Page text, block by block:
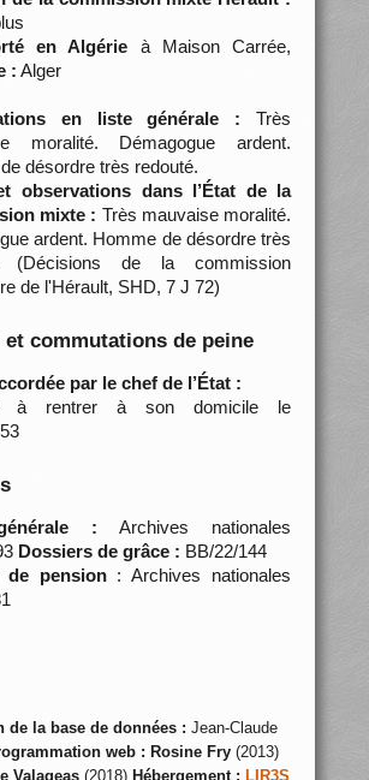
en Algérie à Maison Carrée,
: Alger
en liste générale : Très
moralité. Démagogue ardent.
désordre très redouté.
observations dans l’État de la
mixte : Très mauvaise moralité.
ardent. Homme de désordre très
(Décisions de la commission
de l'Hérault, SHD, 7 J 72)
et commutations de peine
par le chef de l’État :
à rentrer à son domicile le
: Archives nationales
Dossiers de grâce : BB/22/144
de pension: Archives nationales
de la base de données : Jean-Claude
web : Rosine Fry(2013)
Valageas (2018) Hébergement : LIR3S